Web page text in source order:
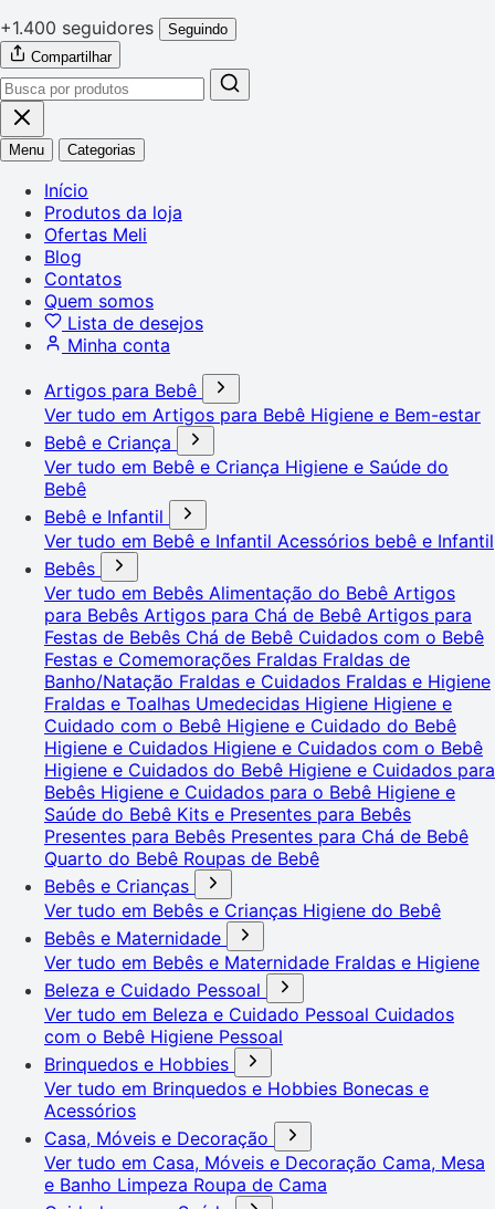
+1.400 seguidores
Seguindo
Compartilhar
Menu Categorias
Início
Produtos da loja
Ofertas Meli
Blog
Contatos
Quem somos
Lista de desejos
Minha conta
Artigos para Bebê
Ver tudo em Artigos para Bebê Higiene e Bem-estar
Bebê e Criança
Ver tudo em Bebê e Criança Higiene e Saúde do
Bebê
Bebê e Infantil
Ver tudo em Bebê e Infantil Acessórios bebê e Infantil
Bebês
Ver tudo em Bebês Alimentação do Bebê Artigos
para Bebês Artigos para Chá de Bebê Artigos para
Festas de Bebês Chá de Bebê Cuidados com o Bebê
Festas e Comemorações Fraldas Fraldas de
Banho/Natação Fraldas e Cuidados Fraldas e Higiene
Fraldas e Toalhas Umedecidas Higiene Higiene e
Cuidado com o Bebê Higiene e Cuidado do Bebê
Higiene e Cuidados Higiene e Cuidados com o Bebê
Higiene e Cuidados do Bebê Higiene e Cuidados para
Bebês Higiene e Cuidados para o Bebê Higiene e
Saúde do Bebê Kits e Presentes para Bebês
Presentes para Bebês Presentes para Chá de Bebê
Quarto do Bebê Roupas de Bebê
Bebês e Crianças
Ver tudo em Bebês e Crianças Higiene do Bebê
Bebês e Maternidade
Ver tudo em Bebês e Maternidade Fraldas e Higiene
Beleza e Cuidado Pessoal
Ver tudo em Beleza e Cuidado Pessoal Cuidados
com o Bebê Higiene Pessoal
Brinquedos e Hobbies
Ver tudo em Brinquedos e Hobbies Bonecas e
Acessórios
Casa, Móveis e Decoração
Ver tudo em Casa, Móveis e Decoração Cama, Mesa
e Banho Limpeza Roupa de Cama